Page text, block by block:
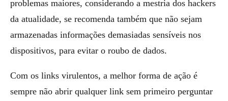
problemas maiores, considerando a mestria dos hackers
da atualidade, se recomenda também que não sejam
armazenadas informações demasiadas sensíveis nos
dispositivos, para evitar o roubo de dados.
Com os links virulentos, a melhor forma de ação é
sempre não abrir qualquer link sem primeiro perguntar